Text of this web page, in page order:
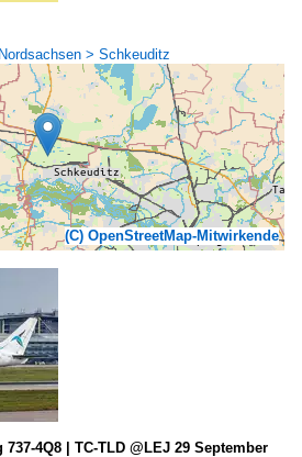
> Schkeuditz
(C) OpenStreetMap-Mitwirkende
4Q8 | TC-TLD @LEJ 29 September